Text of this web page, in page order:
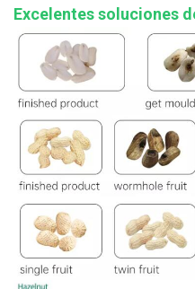
Excelentes soluciones